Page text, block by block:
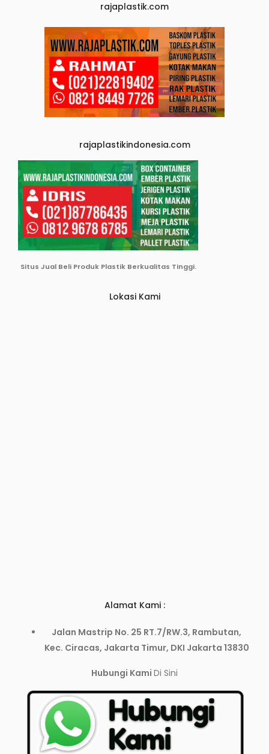
rajaplastik.com
rajaplastikindonesia.com
Situs Jual Beli Produk Plastik Berkualitas Tinggi.
Lokasi Kami
Alamat Kami :
Jalan Mastrip No. 25 RT.7/RW.3, Rambutan,
Kec. Ciracas, Jakarta Timur, DKI Jakarta 13830
Hubungi Kami Di Sini